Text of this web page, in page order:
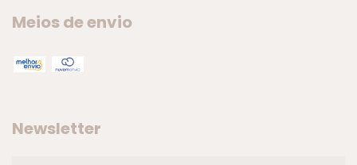
Meios de envio
Newsletter